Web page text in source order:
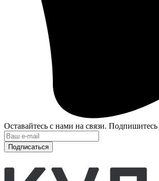
Оставайтесь с нами на связи.
Подписаться